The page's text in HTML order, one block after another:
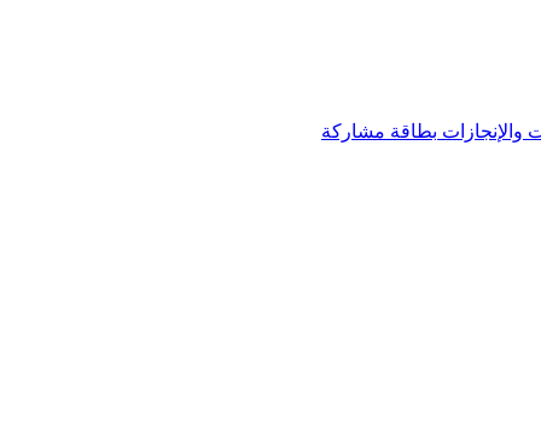
والإنجازات بطاقة مشاركة